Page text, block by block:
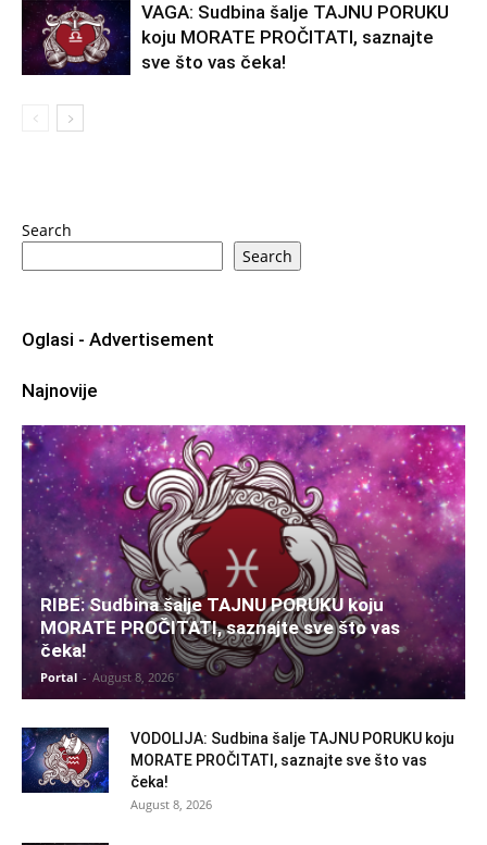
VAGA: Sudbina šalje TAJNU PORUKU
koju MORATE PROČITATI, saznajte
sve što vas čeka!
Search
Search
Oglasi - Advertisement
Najnovije
RIBE: Sudbina šalje TAJNU PORUKU koju
MORATE PROČITATI, saznajte sve što vas
čeka!
Portal - August 8, 2026
VODOLIJA: Sudbina šalje TAJNU PORUKU koju
MORATE PROČITATI, saznajte sve što vas
čeka!
August 8, 2026